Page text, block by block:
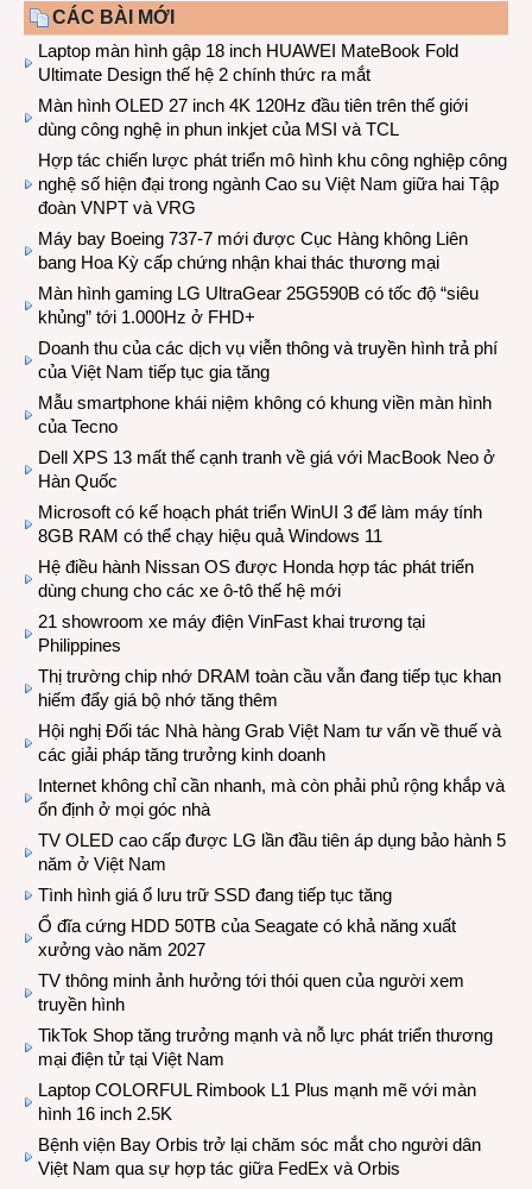
CÁC BÀI MỚI
Laptop màn hình gập 18 inch HUAWEI MateBook Fold
Ultimate Design thế hệ 2 chính thức ra mắt
Màn hình OLED 27 inch 4K 120Hz đầu tiên trên thế giới
dùng công nghệ in phun inkjet của MSI và TCL
Hợp tác chiến lược phát triển mô hình khu công nghiệp công
nghệ số hiện đại trong ngành Cao su Việt Nam giữa hai Tập
đoàn VNPT và VRG
Máy bay Boeing 737-7 mới được Cục Hàng không Liên
bang Hoa Kỳ cấp chứng nhận khai thác thương mại
Màn hình gaming LG UltraGear 25G590B có tốc độ “siêu
khủng” tới 1.000Hz ở FHD+
Doanh thu của các dịch vụ viễn thông và truyền hình trả phí
của Việt Nam tiếp tục gia tăng
Mẫu smartphone khái niệm không có khung viền màn hình
của Tecno
Dell XPS 13 mất thế cạnh tranh về giá với MacBook Neo ở
Hàn Quốc
Microsoft có kế hoạch phát triển WinUI 3 để làm máy tính
8GB RAM có thể chạy hiệu quả Windows 11
Hệ điều hành Nissan OS được Honda hợp tác phát triển
dùng chung cho các xe ô-tô thế hệ mới
21 showroom xe máy điện VinFast khai trương tại
Philippines
Thị trường chip nhớ DRAM toàn cầu vẫn đang tiếp tục khan
hiếm đẩy giá bộ nhớ tăng thêm
Hội nghị Đối tác Nhà hàng Grab Việt Nam tư vấn về thuế và
các giải pháp tăng trưởng kinh doanh
Internet không chỉ cần nhanh, mà còn phải phủ rộng khắp và
ổn định ở mọi góc nhà
TV OLED cao cấp được LG lần đầu tiên áp dụng bảo hành 5
năm ở Việt Nam
Tình hình giá ổ lưu trữ SSD đang tiếp tục tăng
Ổ đĩa cứng HDD 50TB của Seagate có khả năng xuất
xưởng vào năm 2027
TV thông minh ảnh hưởng tới thói quen của người xem
truyền hình
TikTok Shop tăng trưởng mạnh và nỗ lực phát triển thương
mại điện tử tại Việt Nam
Laptop COLORFUL Rimbook L1 Plus mạnh mẽ với màn
hình 16 inch 2.5K
Bệnh viện Bay Orbis trở lại chăm sóc mắt cho người dân
Việt Nam qua sự hợp tác giữa FedEx và Orbis